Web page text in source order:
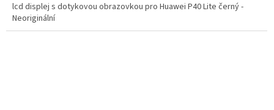
lcd displej s dotykovou obrazovkou pro Huawei P40 Lite černý -
Neoriginální